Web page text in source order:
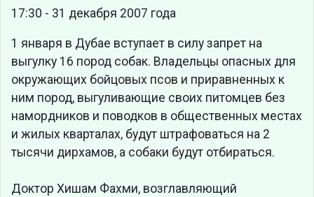
17:30 - 31 декабря 2007 года
1 января в Дубае вступает в силу запрет на
выгулку 16 пород собак. Владельцы опасных для
окружающих бойцовых псов и приравненных к
ним пород, выгуливающие своих питомцев без
намордников и поводков в общественных местах
и жилых кварталах, будут штрафоваться на 2
тысячи дирхамов, а собаки будут отбираться.
Доктор Хишам Фахми, возглавляющий